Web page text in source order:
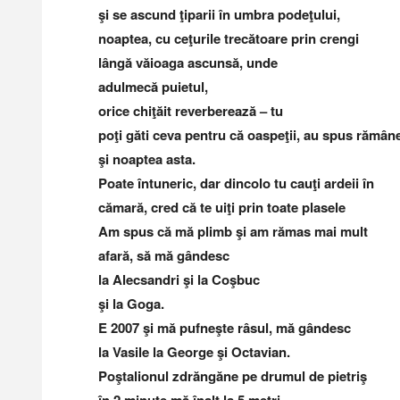
şi se ascund ţiparii în umbra podeţului,
noaptea, cu ceţurile trecătoare prin crengi
lângă văioaga ascunsă, unde
adulmecă puietul,
orice chiţăit reverberează – tu
poţi găti ceva pentru că oaspeţii, au spus
şi noaptea asta.
Poate întuneric, dar dincolo tu cauţi ardeii în
cămară, cred că te uiţi prin toate plasele
Am spus că mă plimb şi am rămas mai mult
afară, să mă gândesc
la Alecsandri şi la Coşbuc
şi la Goga.
E 2007 şi mă pufneşte râsul, mă gândesc
la Vasile la George şi Octavian.
Poştalionul zdrăngăne pe drumul de pietriş